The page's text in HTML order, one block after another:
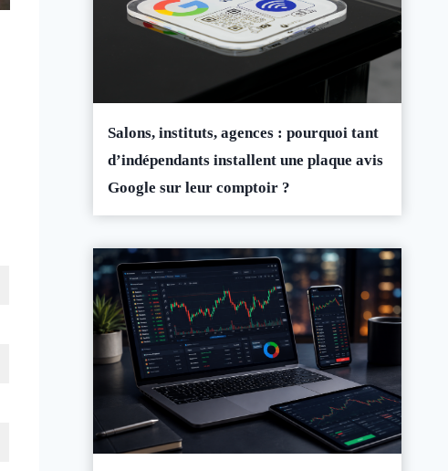
Salons, instituts, agences : pourquoi tant
d’indépendants installent une plaque avis
Google sur leur comptoir ?